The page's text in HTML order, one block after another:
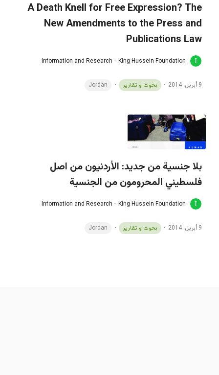
A Death Knell for Free Expression? The
New Amendments to the Press and
Publications Law
Information and Research - King Hussein Foundation
9 أبريل، 2014 بحوث و تقارير Jordan
بلا جنسية من جديد: الأردنيون من اصل
فلسطيني المحرومون من الجنسية
Information and Research - King Hussein Foundation
9 أبريل، 2014 بحوث و تقارير Jordan